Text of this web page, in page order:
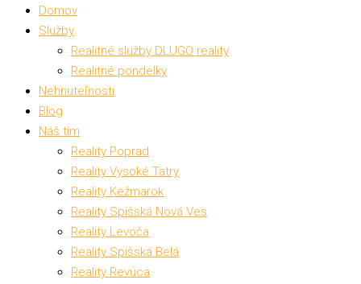
Domov
Služby
Realitné služby DLUGO reality
Realitné pondelky
Nehnuteľnosti
Blog
Náš tím
Reality Poprad
Reality Vysoké Tatry
Reality Kežmarok
Reality Spišská Nová Ves
Reality Levoča
Reality Spišská Belá
Reality Revúca